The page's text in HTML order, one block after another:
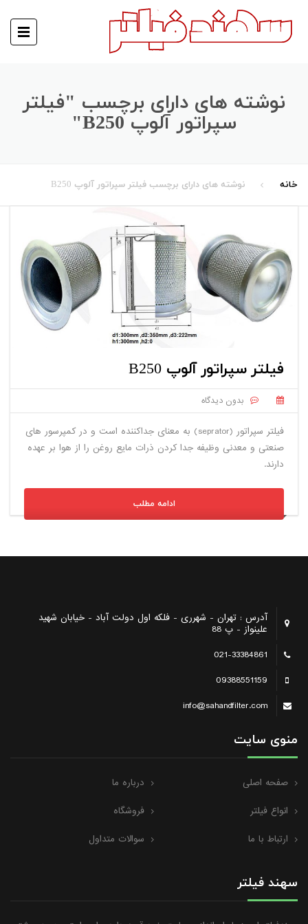
نوشته های دارای برچسب "فیلتر
سپراتور آلوپ B250"
خانه نوشته های دارای برچسب فیلتر سپراتور آلوپ B250
فیلتر سپراتور آلوپ B250
بدون دیدگاه
فیلتر سپراتور (seprator) به معنای جداکننده است و در کمپرسور های
صنعتی و معدنی وظیفه جدا کردن ذرات مایع روغن را از هوا بر عهده
دارند.
ادامه مطلب
آدرس : تهران - شهرری - فلکه اول دولت آباد - خیابان شهید
علینواز - پ 88
021-33384861
09388551159
info@sahandfilter.com
منوی سایت
صفحه اصلی درباره ما
انواع فیلتر فروشگاه
ارتباط با ما سوالات متداول
سهند فیلتر